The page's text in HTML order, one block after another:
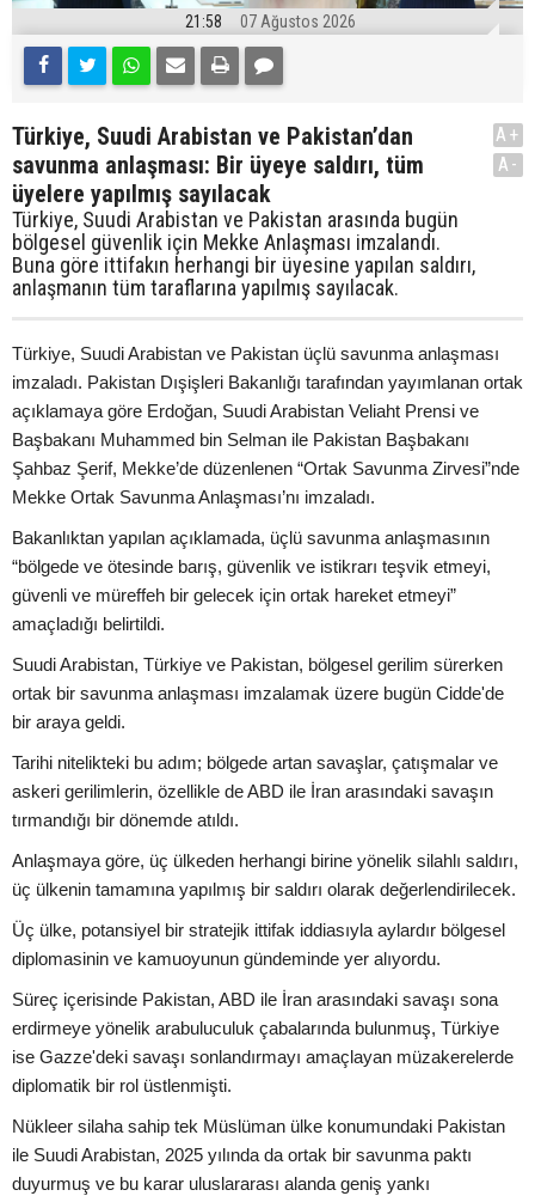
21:58 07 Ağustos 2026
Türkiye, Suudi Arabistan ve Pakistan’dan
savunma anlaşması: Bir üyeye saldırı, tüm
üyelere yapılmış sayılacak
Türkiye, Suudi Arabistan ve Pakistan arasında bugün
bölgesel güvenlik için Mekke Anlaşması imzalandı.
Buna göre ittifakın herhangi bir üyesine yapılan saldırı,
anlaşmanın tüm taraflarına yapılmış sayılacak.
A+
A-
Türkiye, Suudi Arabistan ve Pakistan üçlü savunma anlaşması
imzaladı. Pakistan Dışişleri Bakanlığı tarafından yayımlanan ortak
açıklamaya göre Erdoğan, Suudi Arabistan Veliaht Prensi ve
Başbakanı Muhammed bin Selman ile Pakistan Başbakanı
Şahbaz Şerif, Mekke’de düzenlenen “Ortak Savunma Zirvesi”nde
Mekke Ortak Savunma Anlaşması’nı imzaladı.
Bakanlıktan yapılan açıklamada, üçlü savunma anlaşmasının
“bölgede ve ötesinde barış, güvenlik ve istikrarı teşvik etmeyi,
güvenli ve müreffeh bir gelecek için ortak hareket etmeyi”
amaçladığı belirtildi.
Suudi Arabistan, Türkiye ve Pakistan, bölgesel gerilim sürerken
ortak bir savunma anlaşması imzalamak üzere bugün Cidde'de
bir araya geldi.
Tarihi nitelikteki bu adım; bölgede artan savaşlar, çatışmalar ve
askeri gerilimlerin, özellikle de ABD ile İran arasındaki savaşın
tırmandığı bir dönemde atıldı.
Anlaşmaya göre, üç ülkeden herhangi birine yönelik silahlı saldırı,
üç ülkenin tamamına yapılmış bir saldırı olarak değerlendirilecek.
Üç ülke, potansiyel bir stratejik ittifak iddiasıyla aylardır bölgesel
diplomasinin ve kamuoyunun gündeminde yer alıyordu.
Süreç içerisinde Pakistan, ABD ile İran arasındaki savaşı sona
erdirmeye yönelik arabuluculuk çabalarında bulunmuş, Türkiye
ise Gazze'deki savaşı sonlandırmayı amaçlayan müzakerelerde
diplomatik bir rol üstlenmişti.
Nükleer silaha sahip tek Müslüman ülke konumundaki Pakistan
ile Suudi Arabistan, 2025 yılında da ortak bir savunma paktı
duyurmuş ve bu karar uluslararası alanda geniş yankı